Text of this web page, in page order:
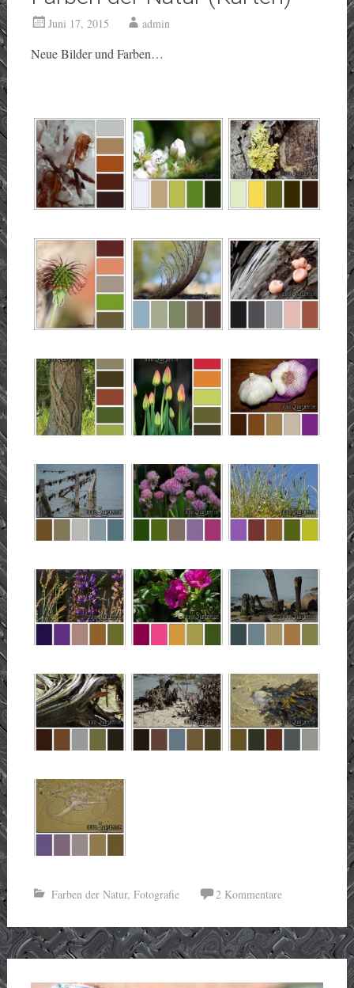
Juni 17, 2015 admin
Neue Bilder und Farben…
Farben der Natur, Fotografie 2 Kommentare